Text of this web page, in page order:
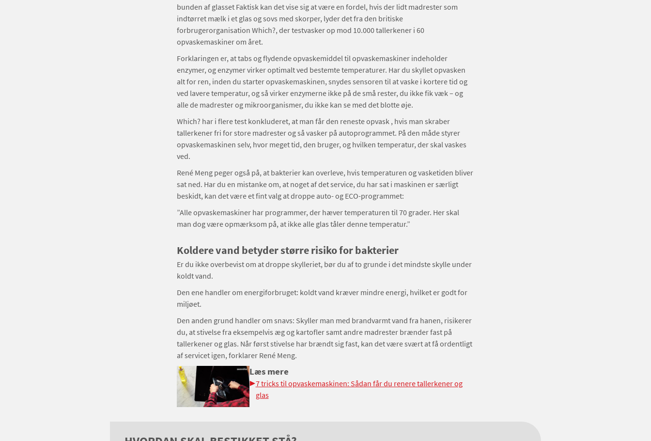
bunden af glasset Faktisk kan det vise sig at være en fordel, hvis der lidt madrester som
indtørret mælk i et glas og sovs med skorper, lyder det fra den britiske
forbrugerorganisation Which?, der testvasker op mod 10.000 tallerkener i 60
opvaskemaskiner om året.
Forklaringen er, at tabs og flydende opvaskemiddel til opvaskemaskiner indeholder
enzymer, og enzymer virker optimalt ved bestemte temperaturer. Har du skyllet opvasken
alt for ren, inden du starter opvaskemaskinen, snydes sensoren til at vaske i kortere tid og
ved lavere temperatur, og så virker enzymerne ikke på de små rester, du ikke fik væk – og
alle de madrester og mikroorganismer, du ikke kan se med det blotte øje.
Which? har i flere test konkluderet, at man får den reneste opvask , hvis man skraber
tallerkener fri for store madrester og så vasker på autoprogrammet. På den måde styrer
opvaskemaskinen selv, hvor meget tid, den bruger, og hvilken temperatur, der skal vaskes
ved.
René Meng peger også på, at bakterier kan overleve, hvis temperaturen og vasketiden bliver
sat ned. Har du en mistanke om, at noget af det service, du har sat i maskinen er særligt
beskidt, kan det være et fint valg at droppe auto- og ECO-programmet:
”Alle opvaskemaskiner har programmer, der hæver temperaturen til 70 grader. Her skal
man dog være opmærksom på, at ikke alle glas tåler denne temperatur.”
Koldere vand betyder større risiko for bakterier
Er du ikke overbevist om at droppe skylleriet, bør du af to grunde i det mindste skylle under
koldt vand.
Den ene handler om energiforbruget: koldt vand kræver mindre energi, hvilket er godt for
miljøet.
Den anden grund handler om snavs: Skyller man med brandvarmt vand fra hanen, risikerer
du, at stivelse fra eksempelvis æg og kartofler samt andre madrester brænder fast på
tallerkener og glas. Når først stivelse har brændt sig fast, kan det være svært at få ordentligt
af servicet igen, forklarer René Meng.
Læs mere
7 tricks til opvaskemaskinen: Sådan får du renere tallerkener og
glas